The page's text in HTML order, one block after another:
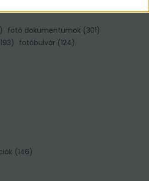
) fotó dokumentumok (301)
193) fotóbulvár (124)
(146)